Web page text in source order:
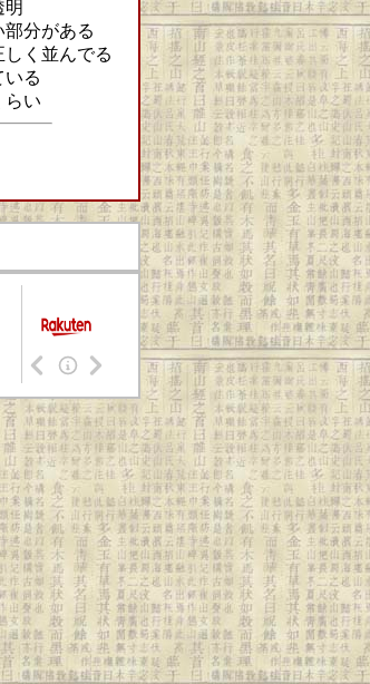
明
部分がある
しく並んでる
いる
らい